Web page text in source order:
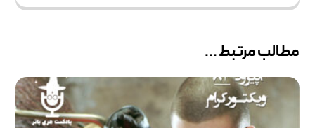
مطالب مرتبط ...